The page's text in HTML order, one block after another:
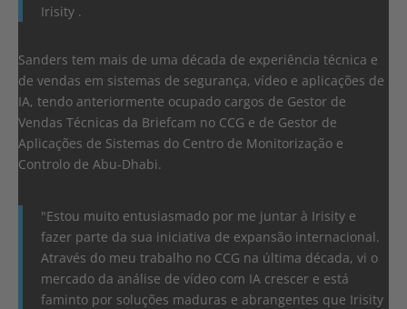
Irisity .
Sanders tem mais de uma década de experiência técnica e
de vendas em sistemas de segurança, vídeo e aplicações de
IA, tendo anteriormente ocupado cargos de Gestor de
Vendas Técnicas da Briefcam no CCG e de Gestor de
Aplicações de Sistemas do Centro de Monitorização e
Controlo de Abu-Dhabi.
"Estou muito entusiasmado por me juntar à Irisity e
fazer parte da sua iniciativa de expansão internacional.
Através do meu trabalho no CCG na última década, vi o
mercado da análise de vídeo com IA crescer e está
faminto por soluções maduras e abrangentes que Irisity